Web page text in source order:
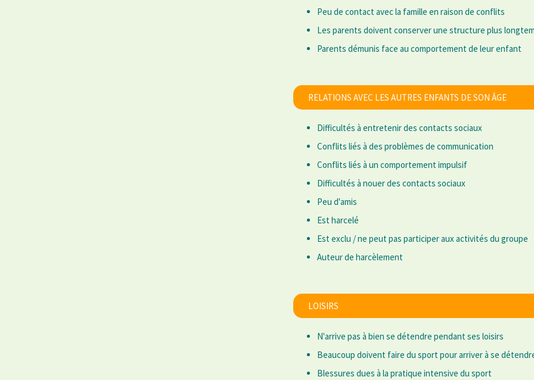
Peu de contact avec la famille en raison de conflits
Les parents doivent conserver une structure plus
Parents démunis face au comportement de leur enfant
RELATIONS AVEC LES AUTRES ENFANTS DE SON ÂGE
Difficultés à entretenir des contacts sociaux
Conflits liés à des problèmes de communication
Conflits liés à un comportement impulsif
Difficultés à nouer des contacts sociaux
Peu d'amis
Est harcelé
Est exclu / ne peut pas participer aux activités du groupe
Auteur de harcèlement
LOISIRS
N'arrive pas à bien se détendre pendant ses loisirs
Beaucoup doivent faire du sport pour arriver à se
Blessures dues à la pratique intensive du sport